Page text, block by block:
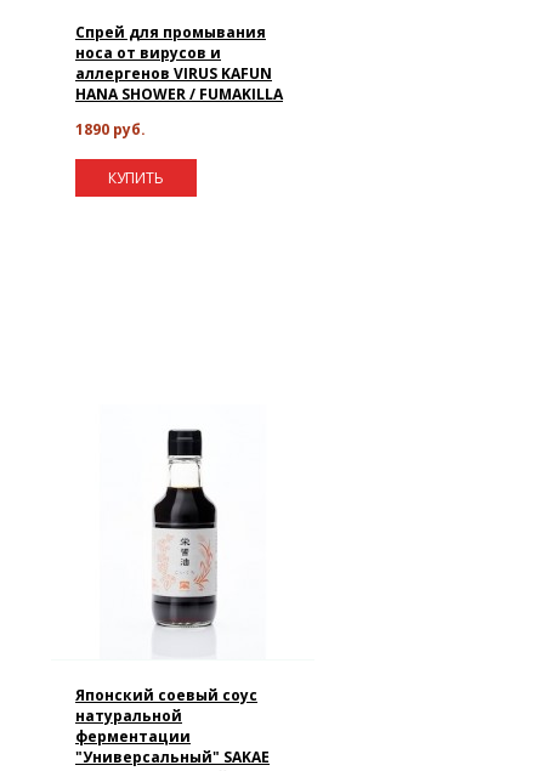
Спрей для промывания
носа от вирусов и
аллергенов VIRUS KAFUN
HANA SHOWER / FUMAKILLA
1890 руб.
КУПИТЬ
Японский соевый соус
натуральной
ферментации
"Универсальный" SAKAE